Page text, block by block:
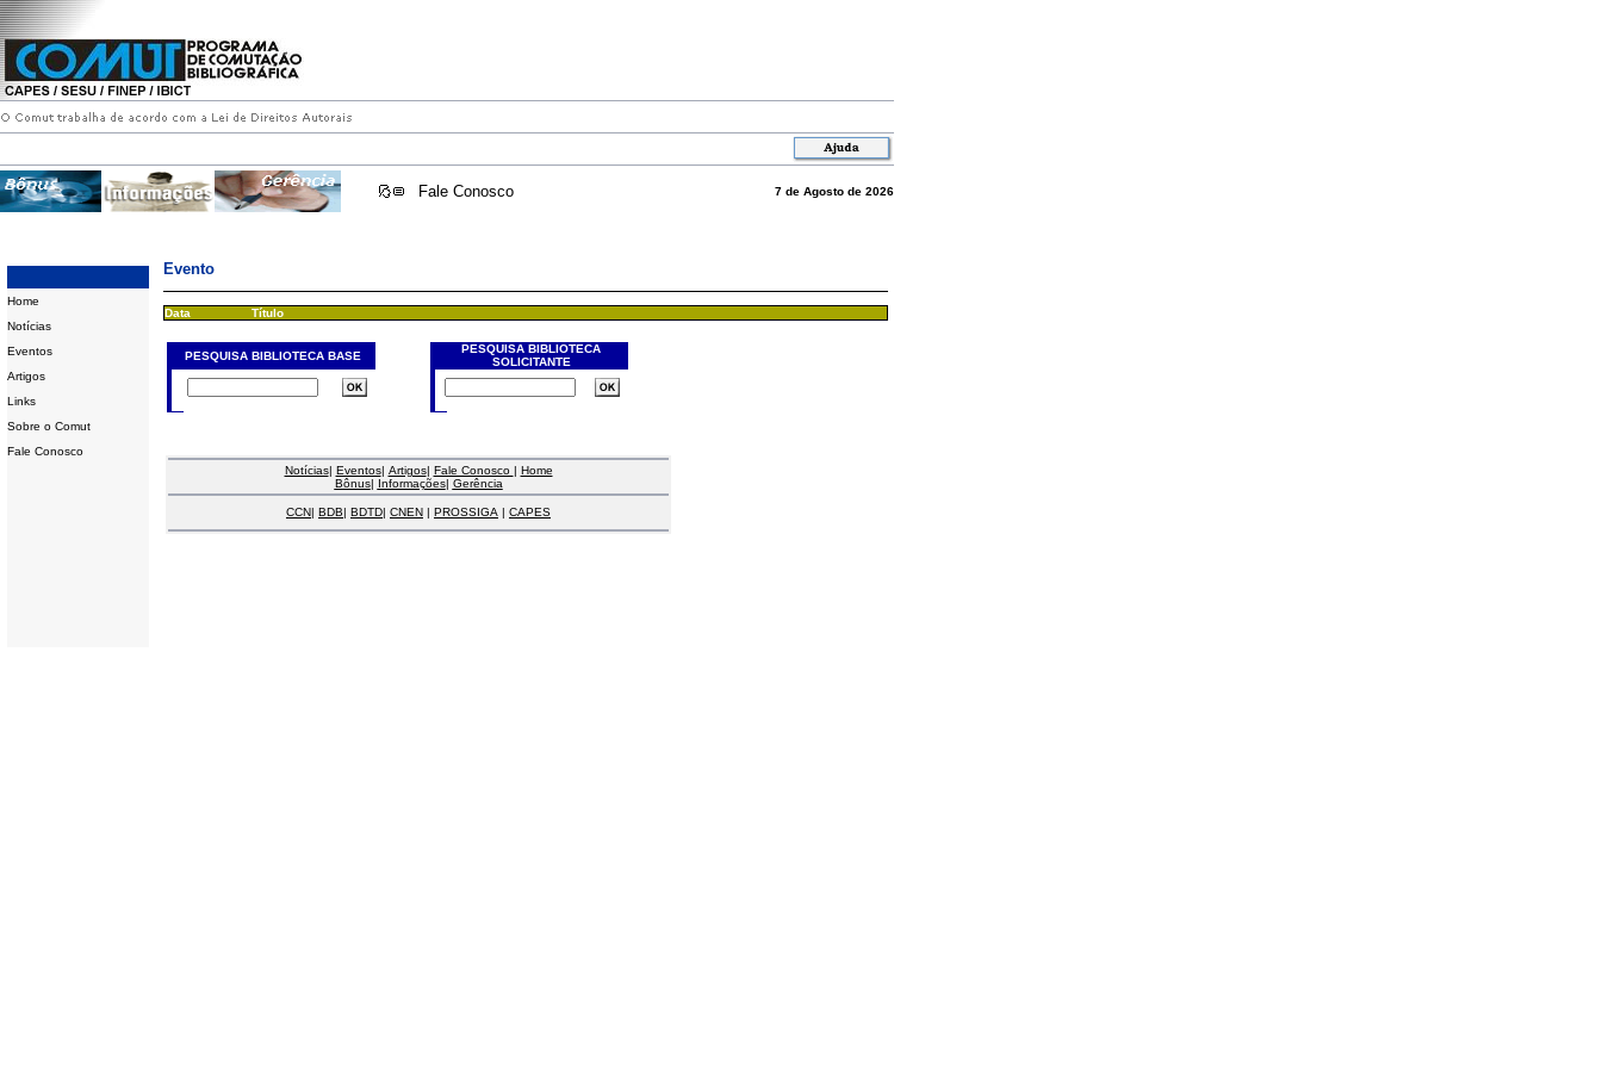
Fale Conosco 7 de Agosto de 2026
Home
Notícias
Eventos
Artigos
Links
Sobre o Comut
Fale Conosco
Evento
Data Título
PESQUISA BIBLIOTECA BASE
PESQUISA BIBLIOTECA
SOLICITANTE
Notícias| Eventos| Artigos| Fale Conosco | Home
Bônus| Informações| Gerência
CCN| BDB| BDTD| CNEN | PROSSIGA | CAPES